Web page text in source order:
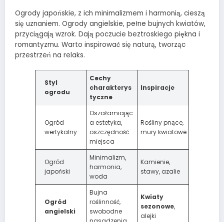
Ogrody japońskie, z ich minimalizmem i harmonią, cieszą
się uznaniem. Ogrody angielskie, pełne bujnych kwiatów,
przyciągają wzrok. Dają poczucie beztroskiego piękna i
romantyzmu. Warto inspirować się naturą, tworząc
przestrzeń na relaks.
Styl
ogrodu
Cechy
charakterys
tyczne
Inspiracje
Ogród
wertykalny
Oszałamiając
a estetyka,
oszczędność
miejsca
Rośliny pnące,
mury kwiatowe
Ogród
japoński
Minimalizm,
harmonia,
woda
Kamienie,
stawy, azalie
Ogród
angielski
Bujna
roślinność,
swobodne
Kwiaty
sezonowe,
alejki